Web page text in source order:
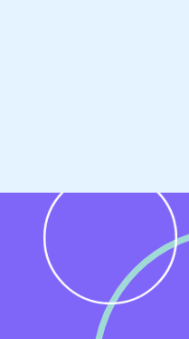
kun je eenvoudig
vinden. Twijfel je